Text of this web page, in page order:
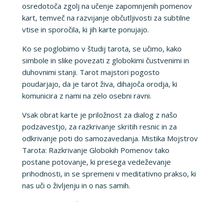
osredotoča zgolj na učenje zapomnjenih pomenov
kart, temveč na razvijanje občutljivosti za subtilne
vtise in sporočila, ki jih karte ponujajo.
Ko se poglobimo v študij tarota, se učimo, kako
simbole in slike povezati z globokimi čustvenimi in
duhovnimi stanji. Tarot majstori pogosto
poudarjajo, da je tarot živa, dihajoča orodja, ki
komunicira z nami na zelo osebni ravni.
Vsak obrat karte je priložnost za dialog z našo
podzavestjo, za razkrivanje skritih resnic in za
odkrivanje poti do samozavedanja. Mistika Mojstrov
Tarota: Razkrivanje Globokih Pomenov tako
postane potovanje, ki presega vedeževanje
prihodnosti, in se spremeni v meditativno prakso, ki
nas uči o življenju in o nas samih.